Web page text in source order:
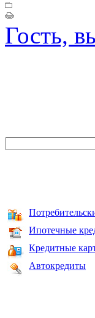
Гость,
Ипотечные
Кредитные
Автокредиты